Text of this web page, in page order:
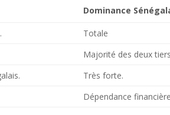
Dominance
Totale
Majorité des deux
Très forte.
Dépendance